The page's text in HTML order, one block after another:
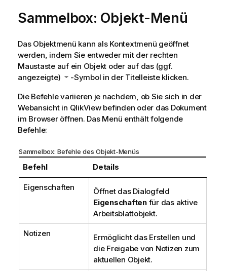
Sammelbox: Objekt-Menü
Das Objektmenü kann als Kontextmenü geöffnet
werden, indem Sie entweder mit der rechten
Maustaste auf ein Objekt oder auf das (ggf.
angezeigte)
-Symbol in der Titelleiste klicken.
Die Befehle variieren je nachdem, ob Sie sich in der
Webansicht in QlikView befinden oder das Dokument
im Browser öffnen. Das Menü enthält folgende
Befehle:
Sammelbox: Befehle des Objekt-Menüs
Befehl Details
Eigenschaften
Öffnet das Dialogfeld
Eigenschaftenfür das aktive
Arbeitsblattobjekt.
Notizen
Ermöglicht das Erstellen und
die Freigabe von Notizen zum
aktuellen Objekt.